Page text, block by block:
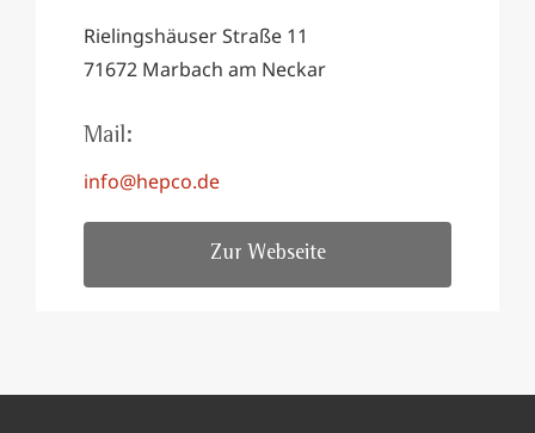
Rielingshäuser Straße 11
71672 Marbach am Neckar
Mail:
info@hepco.de
Zur Webseite